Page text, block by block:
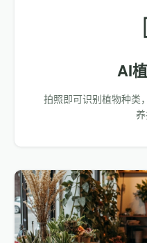
AI
拍照即可识别植物种类